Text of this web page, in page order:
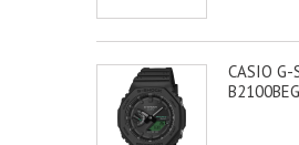
CASIO G-